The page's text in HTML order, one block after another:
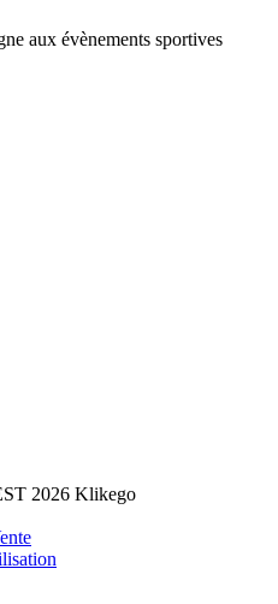
aux évènements sportives
2026 Klikego